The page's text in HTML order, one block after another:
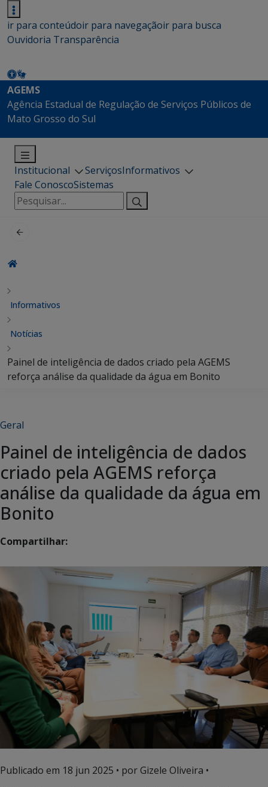
ir para conteúdoir para navegaçãoir para busca
Ouvidoria Transparência
AGEMS
Agência Estadual de Regulação de Serviços Públicos de
Mato Grosso do Sul
Institucional ServiçosInformativos
Fale ConoscoSistemas
Pesquisar
por:
Informativos
Notícias
Painel de inteligência de dados criado pela AGEMS
reforça análise da qualidade da água em Bonito
Geral
Painel de inteligência de dados
criado pela AGEMS reforça
análise da qualidade da água em
Bonito
Compartilhar:
Publicado em 18 jun 2025 • por Gizele Oliveira •